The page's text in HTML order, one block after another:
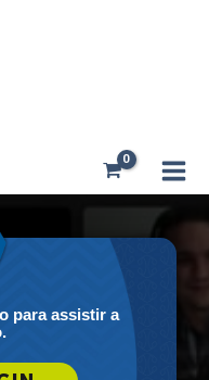
para assistir a